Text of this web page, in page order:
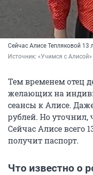
Сейчас Алисе Тепляковой 13
Источник: «Учимся с Алисой»
Тем временем отец
желающих на
сеансы к Алисе.
рублей. Но уточнил,
Сейчас Алисе всего
получит паспорт.
Что известно о